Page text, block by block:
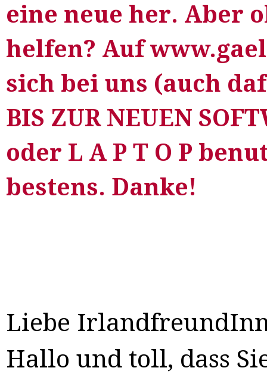
eine neue her. Aber
helfen? Auf
sich bei uns (auch
BIS ZUR NEUEN
oder L A P T O P
bestens. Danke!
Liebe
Hallo und toll, dass